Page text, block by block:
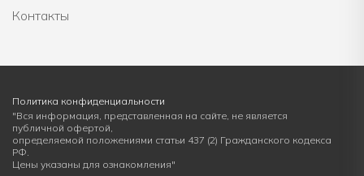
Контакты
Политика конфиденциальности
"Вся информация, представленная на сайте, не является
публичной офертой,
определяемой положениями статьи 437 (2) Гражданского кодекса
РФ.
Цены указаны для ознакомления"